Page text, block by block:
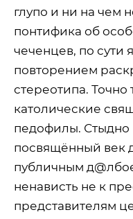
глупо и ни на чем
понтифика об
чеченцев, по сути
повторением
стереотипа. Точно
католические
педофилы. Стыдно
посвящённый век
публичным
ненависть не к
представителям